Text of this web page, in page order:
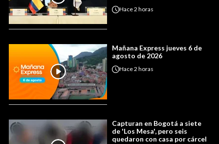
Hace2 horas
Mañana Express jueves 6 de
agosto de 2026
Hace2 horas
Capturan en Bogotá a siete
de 'Los Mesa', pero seis
quedaron con casa por cárcel